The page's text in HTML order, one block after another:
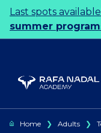
Ir al contenido
Last spots
summer
Home ❯ Adults ❯